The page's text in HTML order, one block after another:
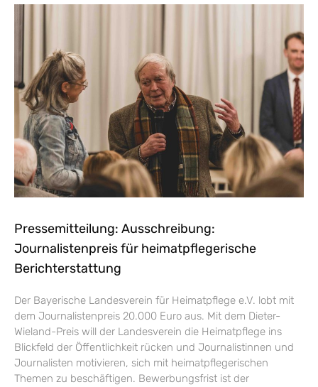
Pressemitteilung: Ausschreibung:
Journalistenpreis für heimatpflegerische
Berichterstattung
Der Bayerische Landesverein für Heimatpflege e.V. lobt mit
dem Journalistenpreis 20.000 Euro aus. Mit dem Dieter-
Wieland-Preis will der Landesverein die Heimatpflege ins
Blickfeld der Öffentlichkeit rücken und Journalistinnen und
Journalisten motivieren, sich mit heimatpflegerischen
Themen zu beschäftigen. Bewerbungsfrist ist der